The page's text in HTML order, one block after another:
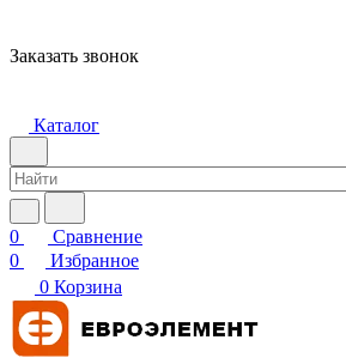
Заказать звонок
Каталог
0
Сравнение
0
Избранное
0 Корзина